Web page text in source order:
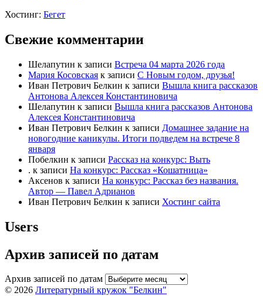
Хостинг: Бегет
Свежие комментарии
Шелапутин к записи Встреча 04 марта 2026 года
Мария Косовская к записи С Новым годом, друзья!
Иван Петрович Белкин к записи Вышла книга рассказов
Антонова Алексея Константиновича
Шелапутин к записи Вышла книга рассказов Антонова
Алексея Константиновича
Иван Петрович Белкин к записи Домашнее задание на
новогодние каникулы. Итоги подведем на встрече 8
января
Побелкин к записи Рассказ на конкурс: Выть
. к записи На конкурс: Рассказ «Кошатница»
Аксенов к записи На конкурс: Рассказ без названия.
Автор — Павел Адрианов
Иван Петрович Белкин к записи Хостинг сайта
Users
Архив записей по датам
Архив записей по датам
© 2026 Литературный кружок "Белкин"